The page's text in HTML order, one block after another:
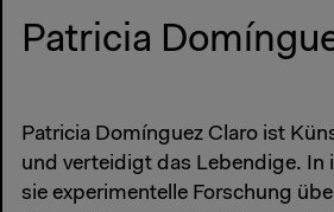
Patricia
Patricia Domínguez Claro ist
und verteidigt das Lebendige. In
sie experimentelle Forschung